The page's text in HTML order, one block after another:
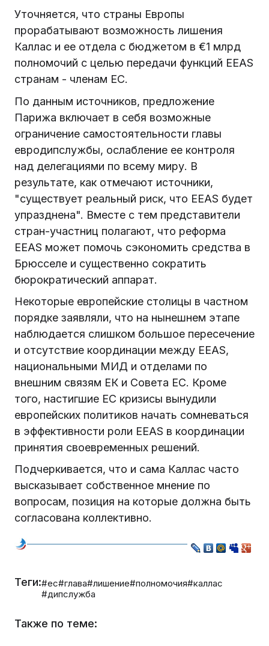
Уточняется, что страны Европы
прорабатывают возможность лишения
Каллас и ее отдела с бюджетом в €1 млрд
полномочий с целью передачи функций EEAS
странам - членам ЕС.
По данным источников, предложение
Парижа включает в себя возможные
ограничение самостоятельности главы
евродипслужбы, ослабление ее контроля
над делегациями по всему миру. В
результате, как отмечают источники,
"существует реальный риск, что EEAS будет
упразднена". Вместе с тем представители
стран-участниц полагают, что реформа
EEAS может помочь сэкономить средства в
Брюсселе и существенно сократить
бюрократический аппарат.
Некоторые европейские столицы в частном
порядке заявляли, что на нынешнем этапе
наблюдается слишком большое пересечение
и отсутствие координации между EEAS,
национальными МИД и отделами по
внешним связям ЕК и Совета ЕС. Кроме
того, настигшие ЕС кризисы вынудили
европейских политиков начать сомневаться
в эффективности роли EEAS в координации
принятия своевременных решений.
Подчеркивается, что и сама Каллас часто
высказывает собственное мнение по
вопросам, позиция на которые должна быть
согласована коллективно.
Теги:#ес#глава#лишение#полномочия#каллас
#дипслужба
Также по теме: